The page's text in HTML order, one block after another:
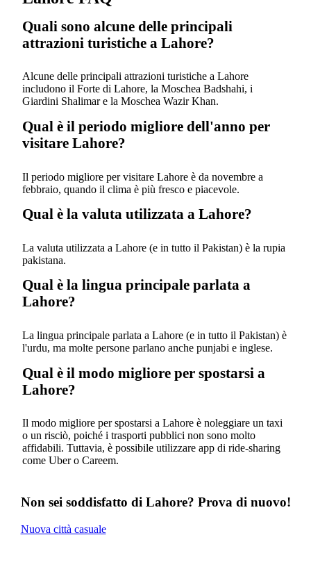
Quali sono alcune delle principali
attrazioni turistiche a Lahore?
Alcune delle principali attrazioni turistiche a Lahore
includono il Forte di Lahore, la Moschea Badshahi, i
Giardini Shalimar e la Moschea Wazir Khan.
Qual è il periodo migliore dell'anno per
visitare Lahore?
Il periodo migliore per visitare Lahore è da novembre a
febbraio, quando il clima è più fresco e piacevole.
Qual è la valuta utilizzata a Lahore?
La valuta utilizzata a Lahore (e in tutto il Pakistan) è la rupia
pakistana.
Qual è la lingua principale parlata a
Lahore?
La lingua principale parlata a Lahore (e in tutto il Pakistan) è
l'urdu, ma molte persone parlano anche punjabi e inglese.
Qual è il modo migliore per spostarsi a
Lahore?
Il modo migliore per spostarsi a Lahore è noleggiare un taxi
o un risciò, poiché i trasporti pubblici non sono molto
affidabili. Tuttavia, è possibile utilizzare app di ride-sharing
come Uber o Careem.
Non sei soddisfatto di Lahore? Prova di nuovo!
Nuova città casuale